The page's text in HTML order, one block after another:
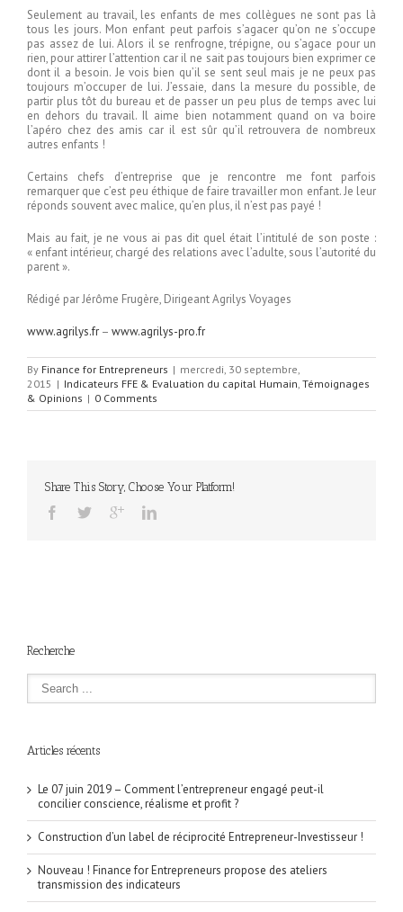
Seulement au travail, les enfants de mes collègues ne sont pas là
tous les jours. Mon enfant peut parfois s’agacer qu’on ne s’occupe
pas assez de lui. Alors il se renfrogne, trépigne, ou s’agace pour un
rien, pour attirer l’attention car il ne sait pas toujours bien exprimer ce
dont il a besoin. Je vois bien qu’il se sent seul mais je ne peux pas
toujours m’occuper de lui. J’essaie, dans la mesure du possible, de
partir plus tôt du bureau et de passer un peu plus de temps avec lui
en dehors du travail. Il aime bien notamment quand on va boire
l’apéro chez des amis car il est sûr qu’il retrouvera de nombreux
autres enfants !
Certains chefs d’entreprise que je rencontre me font parfois
remarquer que c’est peu éthique de faire travailler mon enfant. Je leur
réponds souvent avec malice, qu’en plus, il n’est pas payé !
Mais au fait, je ne vous ai pas dit quel était l’intitulé de son poste :
« enfant intérieur, chargé des relations avec l’adulte, sous l’autorité du
parent ».
Rédigé par Jérôme Frugère, Dirigeant Agrilys Voyages
www.agrilys.fr – www.agrilys-pro.fr
By Finance for Entrepreneurs | mercredi, 30 septembre,
2015 | Indicateurs FFE & Evaluation du capital Humain, Témoignages
& Opinions | 0 Comments
Share This Story, Choose Your Platform!
Recherche
Articles récents
Le 07 juin 2019 – Comment l’entrepreneur engagé peut-il
concilier conscience, réalisme et profit ?
Construction d’un label de réciprocité Entrepreneur-Investisseur !
Nouveau ! Finance for Entrepreneurs propose des ateliers
transmission des indicateurs